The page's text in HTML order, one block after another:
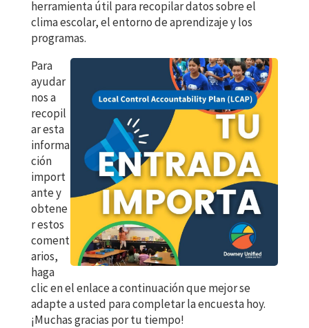
herramienta útil para recopilar datos sobre el
clima escolar, el entorno de aprendizaje y los
programas.
Para
ayudar
nos a
recopil
ar esta
informa
ción
import
ante y
obtene
r estos
coment
arios,
haga
clic en el enlace a continuación que mejor se
adapte a usted para completar la encuesta hoy.
¡Muchas gracias por tu tiempo!